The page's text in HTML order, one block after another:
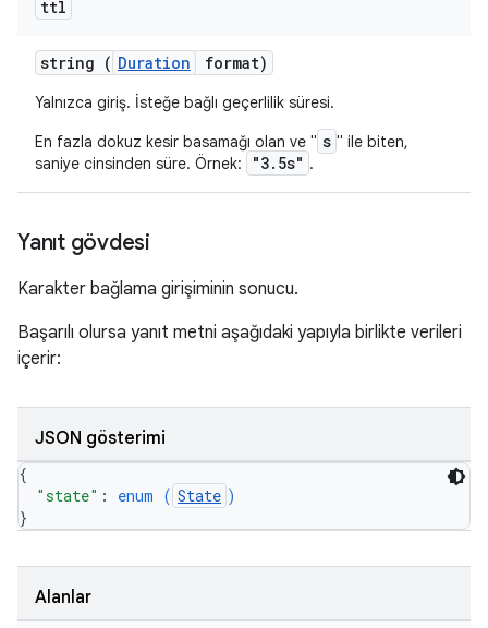
ttl
string ( Duration format)
Yalnızca giriş. İsteğe bağlı geçerlilik süresi.
En fazla dokuz kesir basamağı olan ve " s " ile biten,
saniye cinsinden süre. Örnek:
"3.5s" .
Yanıt gövdesi
Karakter bağlama girişiminin sonucu.
Başarılı olursa yanıt metni aşağıdaki yapıyla birlikte verileri
içerir:
JSON gösterimi
{
"state" : enum ( State )
}
Alanlar